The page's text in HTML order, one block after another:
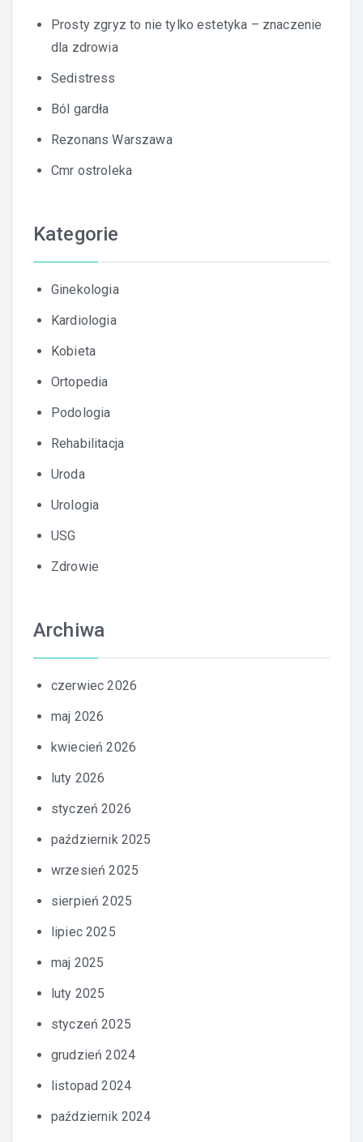
Prosty zgryz to nie tylko estetyka – znaczenie
dla zdrowia
Sedistress
Ból gardła
Rezonans Warszawa
Cmr ostroleka
Kategorie
Ginekologia
Kardiologia
Kobieta
Ortopedia
Podologia
Rehabilitacja
Uroda
Urologia
USG
Zdrowie
Archiwa
czerwiec 2026
maj 2026
kwiecień 2026
luty 2026
styczeń 2026
październik 2025
wrzesień 2025
sierpień 2025
lipiec 2025
maj 2025
luty 2025
styczeń 2025
grudzień 2024
listopad 2024
październik 2024